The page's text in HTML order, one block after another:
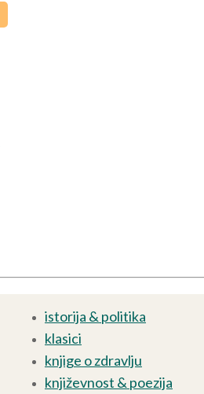
istorija & politika
klasici
knjige o zdravlju
književnost & poezija